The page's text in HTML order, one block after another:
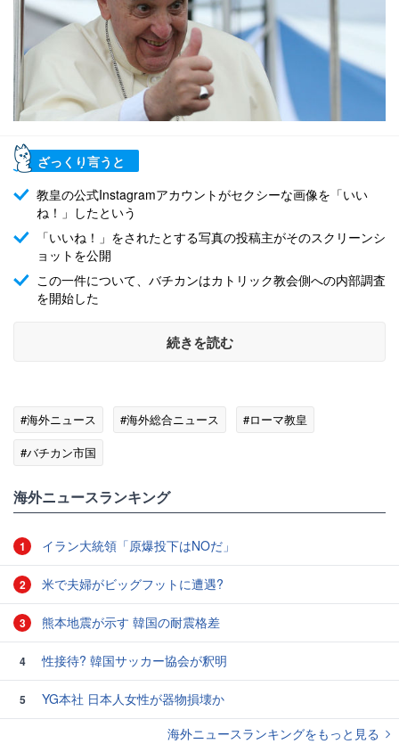
ざっくり言うと
教皇の公式Instagramアカウントがセクシーな画像を「いい
ね！」したという
「いいね！」をされたとする写真の投稿主がそのスクリーンシ
ョットを公開
この一件について、バチカンはカトリック教会側への内部調査
を開始した
続きを読む
#海外ニュース #海外総合ニュース
#ローマ教皇
#バチカン市国
海外ニュースランキング
1 イラン大統領「原爆投下はNOだ」
2 米で夫婦がビッグフットに遭遇?
3 熊本地震が示す 韓国の耐震格差
4 性接待? 韓国サッカー協会が釈明
5
YG本社 日本人女性が器物損壊か
海外ニュースランキングをもっと見る